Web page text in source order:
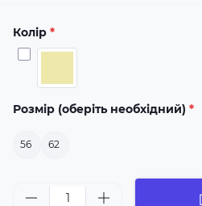
Колір *
Розмір (оберіть необхідний) *
56 62